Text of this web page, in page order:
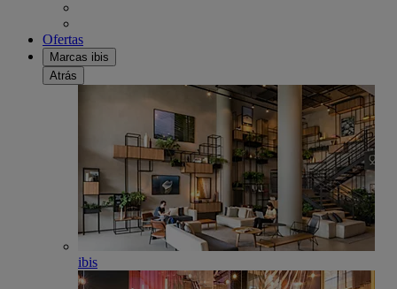
Ofertas
Marcas ibis
Atrás
ibis